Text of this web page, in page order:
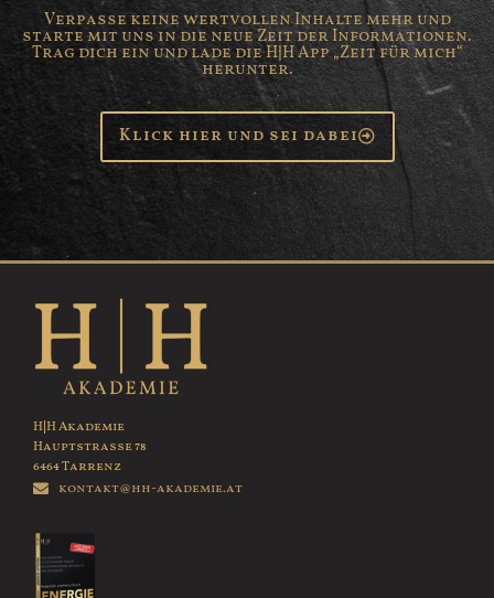
Verpasse keine wertvollen Inhalte mehr und
starte mit uns in die neue Zeit der Informationen.
Trag dich ein und lade die H|H App „Zeit für mich“
herunter.
Klick hier und sei dabei
H|H Akademie
Hauptstrasse 78
6464 Tarrenz
kontakt@hh-akademie.at